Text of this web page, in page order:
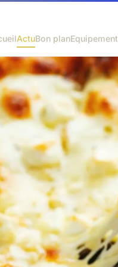
ActuBon planEquipement